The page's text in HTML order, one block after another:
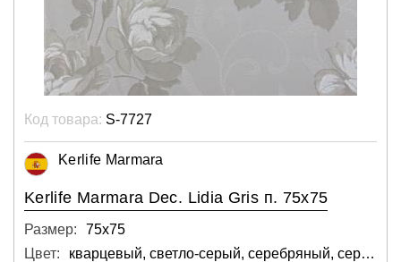
Код товара: S-7727
Kerlife Marmara
Kerlife Marmara Dec. Lidia Gris п. 75x75
Размер:
75х75
Цвет:
кварцевый, светло-серый, серебряный, серый, тёмный